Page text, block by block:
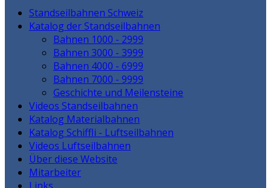
Standseilbahnen Schweiz
Katalog der Standseilbahnen
Bahnen 1000 - 2999
Bahnen 3000 - 3999
Bahnen 4000 - 6999
Bahnen 7000 - 9999
Geschichte und Meilensteine
Videos Standseilbahnen
Katalog Materialbahnen
Katalog Schiffli - Luftseilbahnen
Videos Luftseilbahnen
Über diese Website
Mitarbeiter